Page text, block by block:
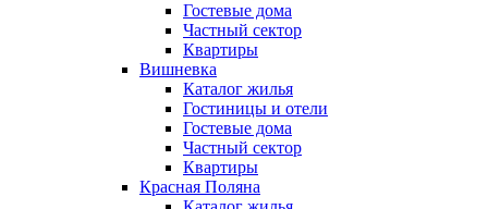
Гостевые дома
Частный сектор
Квартиры
Вишневка
Каталог жилья
Гостиницы и отели
Гостевые дома
Частный сектор
Квартиры
Красная Поляна